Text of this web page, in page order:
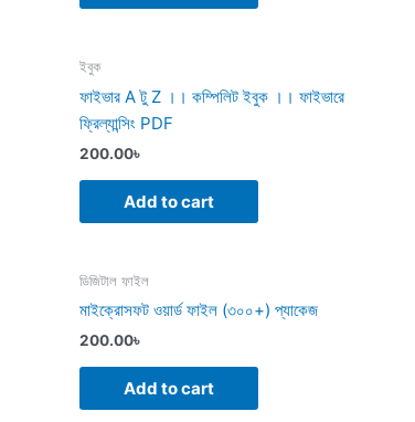
ইবুক
ফাইভার A টু Z ।। কম্পিলিট ইবুক ।। ফাইভারে
ফ্রিল্যান্সিং PDF
200.00৳
Add to cart
ডিজিটাল ফাইল
মাইক্রোসফট ওয়ার্ড ফাইল (৩০০+) প্যাকেজ
200.00৳
Add to cart